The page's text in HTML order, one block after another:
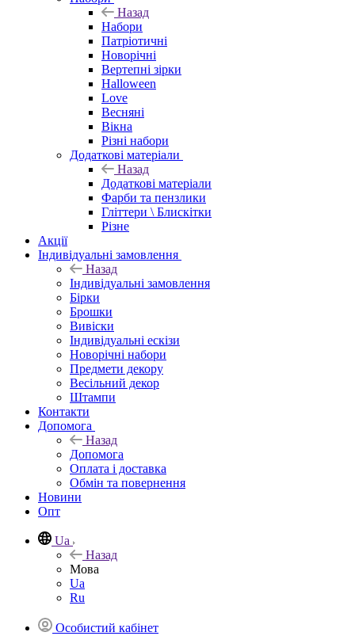
Назад
Набори
Патріотичні
Новорічні
Вертепні зірки
Halloween
Love
Весняні
Вікна
Різні набори
Додаткові матеріали
Назад
Додаткові матеріали
Фарби та пензлики
Гліттери \ Блискітки
Різне
Акції
Індивідуальні замовлення
Назад
Індивідуальні замовлення
Бірки
Брошки
Вивіски
Індивідуальні ескізи
Новорічні набори
Предмети декору
Весільний декор
Штампи
Контакти
Допомога
Назад
Допомога
Оплата і доставка
Обмін та повернення
Новини
Опт
Ua
Назад
Мова
Ua
Ru
Особистий кабінет